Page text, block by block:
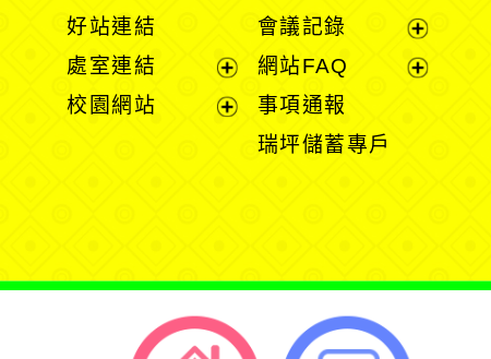
單
好站連結
處室連結
展
校園網站
會議記錄
展
開
網站FAQ
事項通報
瑞坪儲蓄專戶